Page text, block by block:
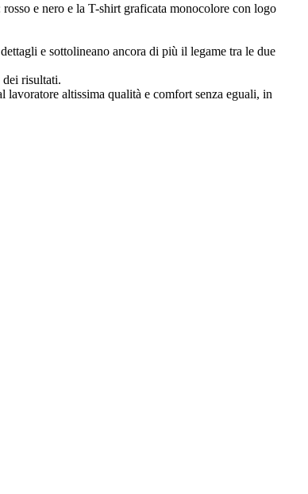
e nero e la T-shirt graficata monocolore con logo
e sottolineano ancora di più il legame tra le due
risultati.
altissima qualità e comfort senza eguali, in